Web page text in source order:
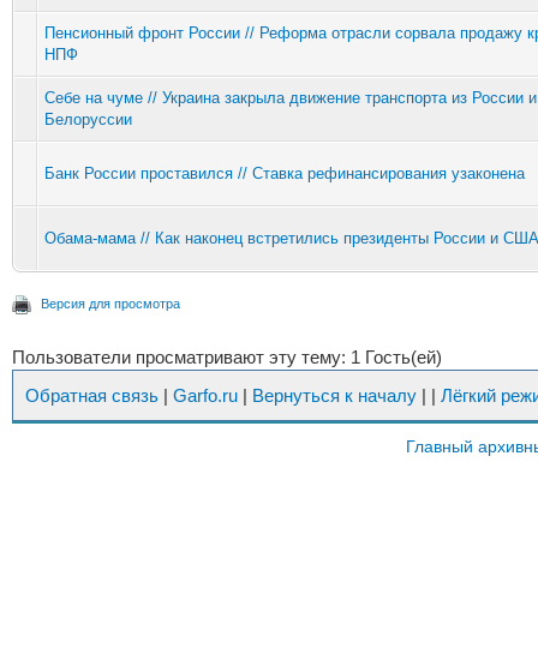
Пенсионный фронт России // Реформа отрасли сорвала продажу
НПФ
Себе на чуме // Украина закрыла движение транспорта из России и
Белоруссии
Банк России проставился // Ставка рефинансирования узаконена
Обама-мама // Как наконец встретились президенты России и США
Версия для просмотра
Пользователи просматривают эту тему: 1 Гость(ей)
Обратная связь | Garfo.ru | Вернуться к началу | | Лёгкий
Главный